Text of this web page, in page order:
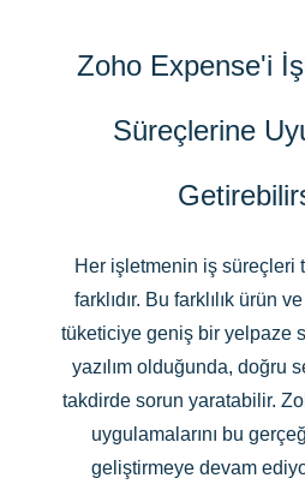
Zoho Expense'i
Süreçlerine
Her işletmenin iş süreçleri
farklıdır. Bu farklılık ürün
tüketiciye geniş bir yelpaze
yazılım olduğunda, doğru
takdirde sorun yaratabilir.
uygulamalarını bu
geliştirmeye devam